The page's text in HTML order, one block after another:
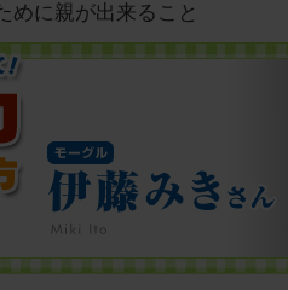
めに親が出来ること